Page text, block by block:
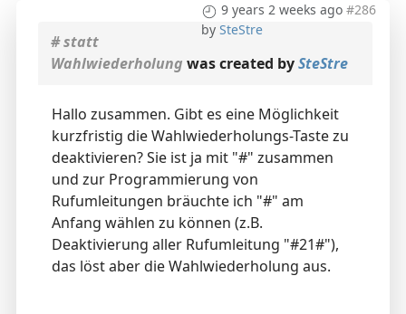
9 years 2 weeks ago #286
bySteStre
# statt
Wahlwiederholung was created bySteStre
Hallo zusammen. Gibt es eine Möglichkeit
kurzfristig die Wahlwiederholungs-Taste zu
deaktivieren? Sie ist ja mit "#" zusammen
und zur Programmierung von
Rufumleitungen bräuchte ich "#" am
Anfang wählen zu können (z.B.
Deaktivierung aller Rufumleitung "#21#"),
das löst aber die Wahlwiederholung aus.